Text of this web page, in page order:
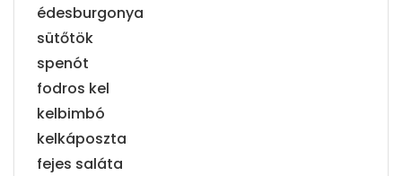
édesburgonya
sütőtök
spenót
fodros kel
kelbimbó
kelkáposzta
fejes saláta